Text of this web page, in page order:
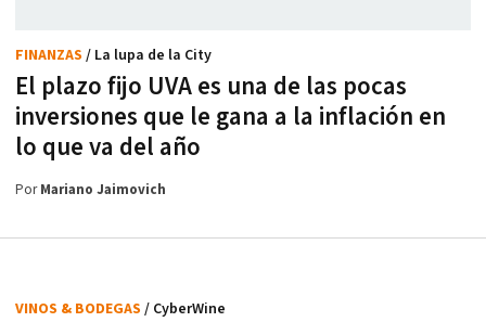
El plazo fijo UVA es una de las pocas
inversiones que le gana a la inflación en
lo que va del año
FINANZAS / La lupa de la City
PorMariano Jaimovich
VINOS & BODEGAS / CyberWine